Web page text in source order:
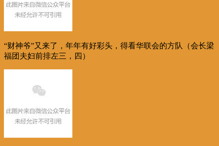
“财神爷”又来了，年年有好彩头，得看华联会的方队（会长梁
福团夫妇前排左三，四）